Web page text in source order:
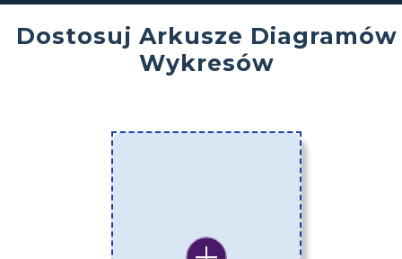
Dostosuj Arkusze Diagramów
Wykresów